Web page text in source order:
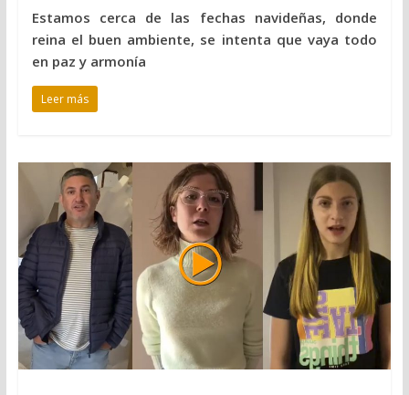
Estamos cerca de las fechas navideñas, donde
reina el buen ambiente, se intenta que vaya todo
en paz y armonía
Leer más